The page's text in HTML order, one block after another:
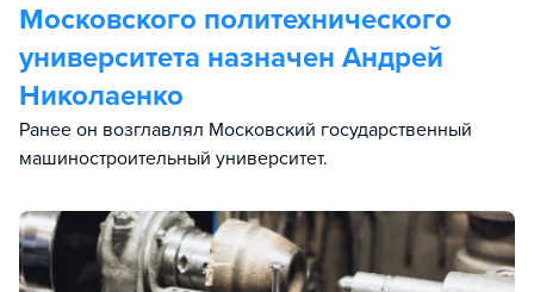
Московского политехнического
университета назначен Андрей
Николаенко
Ранее он возглавлял Московский государственный
машиностроительный университет.